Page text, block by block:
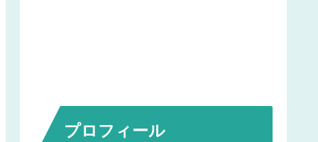
プロフィール